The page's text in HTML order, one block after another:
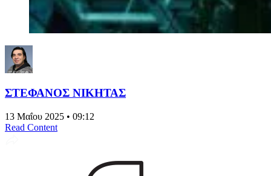
ΣΤΕΦΑΝΟΣ ΝΙΚΗΤΑΣ
13 Μαΐου 2025 • 09:12
Read Content